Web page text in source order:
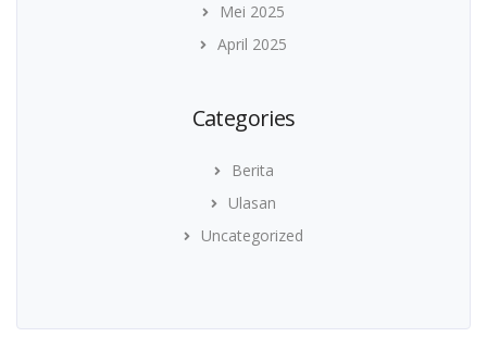
Mei 2025
April 2025
Categories
Berita
Ulasan
Uncategorized